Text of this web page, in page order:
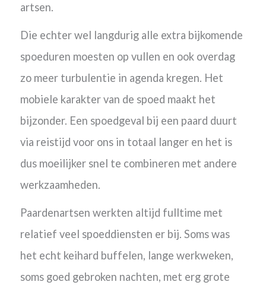
artsen.
Die echter wel langdurig alle extra bijkomende
spoeduren moesten op vullen en ook overdag
zo meer turbulentie in agenda kregen. Het
mobiele karakter van de spoed maakt het
bijzonder. Een spoedgeval bij een paard duurt
via reistijd voor ons in totaal langer en het is
dus moeilijker snel te combineren met andere
werkzaamheden.
Paardenartsen werkten altijd fulltime met
relatief veel spoeddiensten er bij. Soms was
het echt keihard buffelen, lange werkweken,
soms goed gebroken nachten, met erg grote